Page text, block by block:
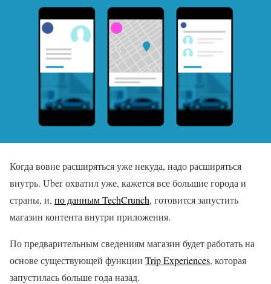
Когда вовне расширяться уже некуда, надо расширяться
внутрь. Uber охватил уже, кажется все большие города и
страны, и, по данным TechCrunch, готовится запустить
магазин контента внутри приложения.
По предварительным сведениям магазин будет работать на
основе существующей функции Trip Experiences, которая
запустилась больше года назад.